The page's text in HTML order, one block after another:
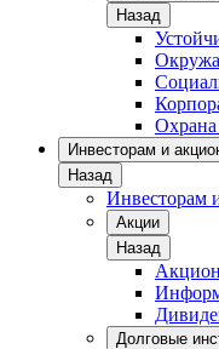
Назад
Охрана
Инвесторам и
Назад
Инвесторам
Акции
Назад
Долговые